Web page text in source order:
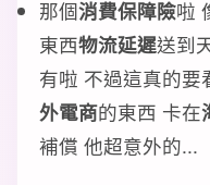
那個消費保障險啦
東西物流延遲送到
有啦 不過這真的要
外電商的東西 卡在
補償 他超意外的...